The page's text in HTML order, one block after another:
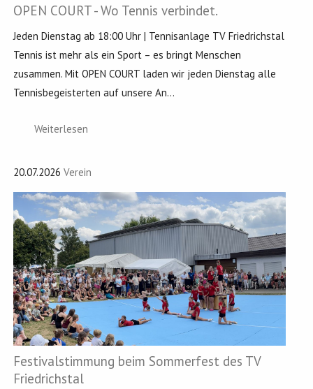
OPEN COURT - Wo Tennis verbindet.
Jeden Dienstag ab 18:00 Uhr | Tennisanlage TV Friedrichstal
Tennis ist mehr als ein Sport – es bringt Menschen
zusammen. Mit OPEN COURT laden wir jeden Dienstag alle
Tennisbegeisterten auf unsere An...
Weiterlesen
20.07.2026 Verein
Festivalstimmung beim Sommerfest des TV
Friedrichstal